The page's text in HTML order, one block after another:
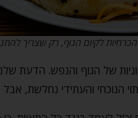
הכרחיות לקיום הגוף, רק שצריך
של הגוף והנפש.
הנוכחי והעתידי נחלשת,